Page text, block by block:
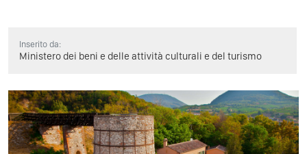
Inserito da:
Ministero dei beni e delle attività culturali e del turismo